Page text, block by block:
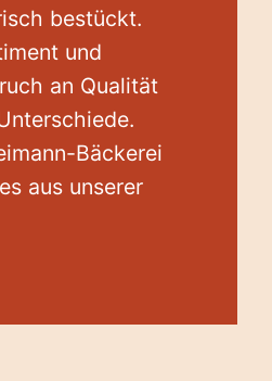
bestückt.
und
an Qualität
Bäckerei
aus unserer